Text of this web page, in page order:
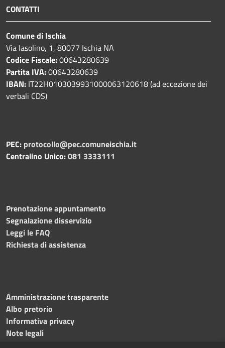
CONTATTI
Comune di Ischia
Via Iasolino, 1, 80077 Ischia NA
Codice Fiscale:00643280639
Partita IVA:00643280639
IBAN: IT22H0103039931000063120618 (ad eccezione dei
verbali CDS)
PEC: protocollo@pec.comuneischia.it
Centralino Unico:081 3333111
Prenotazione appuntamento
Segnalazione disservizio
Leggi le FAQ
Richiesta di assistenza
Amministrazione trasparente
Albo pretorio
Informativa privacy
Note legali